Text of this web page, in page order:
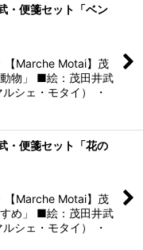
・便箋セット「ベン
Marche Motai】茂
物」 ■絵：茂田井武
シェ・モタイ） ・
・便箋セット「花の
Marche Motai】茂
め」 ■絵：茂田井武
シェ・モタイ） ・